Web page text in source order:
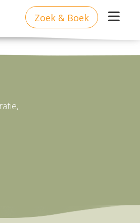
Zoek & Boek